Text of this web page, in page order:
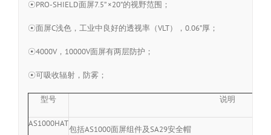
☉PRO-SHIELD面屏7.5” ×20”的视野范围；
☉面屏C浅色，工业中良好的透视率（VLT），0.06”厚；
☉4000V，10000V面屏有两层防护；
☉可吸收辐射，防雾；
型号 说明
AS1000HAT
包括AS1000面屏组件及SA29安全帽